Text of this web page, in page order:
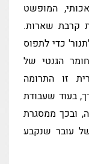
המופשט
קרבת שארות.
כדי לתפוס
הגנטי של
זו התרומה
בעוד שעבודת
ובכך ממסגרת
עובר שנקבע